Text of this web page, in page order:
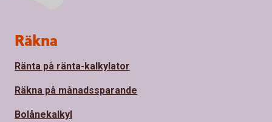
Sidfot
Räkna
Ränta på ränta-kalkylator
Räkna på månadssparande
Bolånekalkyl